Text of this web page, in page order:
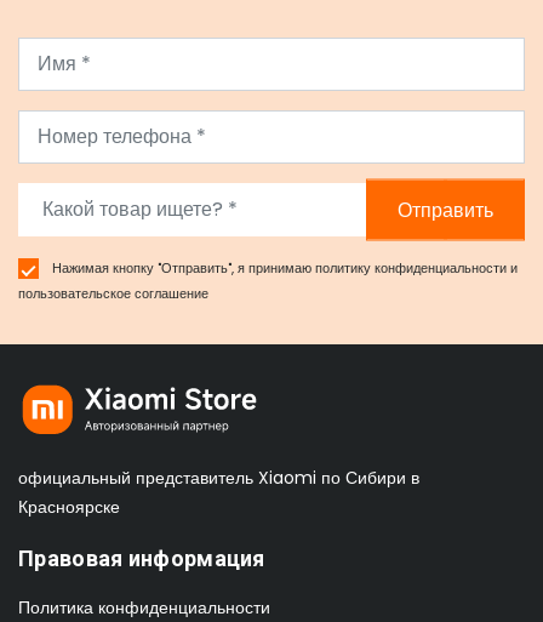
Отправить
Нажимая кнопку "Отправить", я принимаюполитику конфиденциальностии
пользовательское соглашение
официальный представитель Xiaomi по Сибири в
Красноярске
Правовая информация
Политика конфиденциальности